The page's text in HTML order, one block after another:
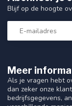
Meer
Als je vragen hebt
dan zeker onze
bedrijfsgegevens,
Blijf op de hoogte